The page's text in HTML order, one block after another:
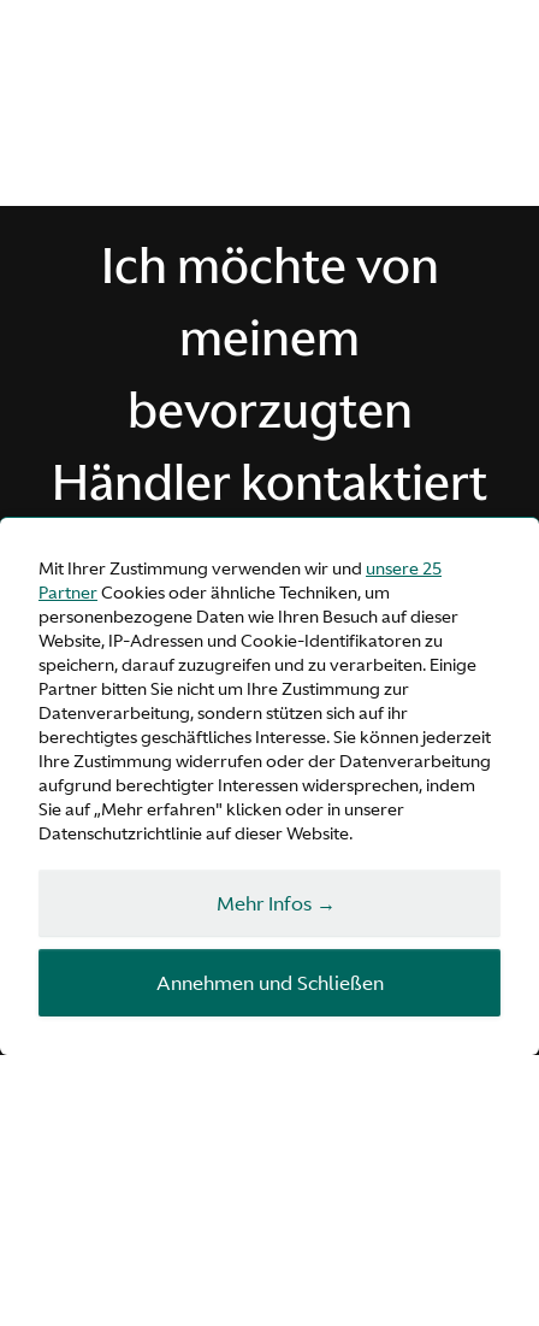
Mit Ihrer Zustimmung verwenden wir und unsere 25
PartnerCookies oder ähnliche Techniken, um
personenbezogene Daten wie Ihren Besuch auf dieser
Website, IP-Adressen und Cookie-Identifikatoren zu
speichern, darauf zuzugreifen und zu verarbeiten. Einige
Partner bitten Sie nicht um Ihre Zustimmung zur
Datenverarbeitung, sondern stützen sich auf ihr
berechtigtes geschäftliches Interesse. Sie können jederzeit
Ihre Zustimmung widerrufen oder der Datenverarbeitung
aufgrund berechtigter Interessen widersprechen, indem
Sie auf „Mehr erfahren" klicken oder in unserer
Datenschutzrichtlinie auf dieser Website.
Mehr Infos →
Annehmen und Schließen
Ich möchte von
meinem
bevorzugten
Händler kontaktiert
werden
Ihr bevorzugter Händler wird sich in Kürze mit
Ihnen in Verbindung setzen, um Sie bei Ihrer
Konfiguration zu unterstützen.
Anrede
Mr.
Mrs. Ms.